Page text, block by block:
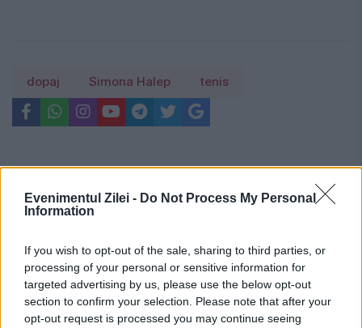
Evenimentul Zilei - Do Not Process My Personal
Information
If you wish to opt-out of the sale, sharing to third parties, or
processing of your personal or sensitive information for
targeted advertising by us, please use the below opt-out
section to confirm your selection. Please note that after your
opt-out request is processed you may continue seeing
dopaj Simona Halep tenis